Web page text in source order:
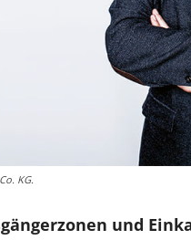
KG.
und